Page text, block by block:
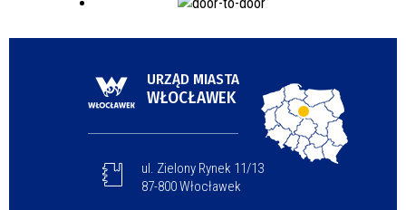
URZĄD MIASTA
WŁOCŁAWEK
ul. Zielony Rynek 11/13
87-800 Włocławek